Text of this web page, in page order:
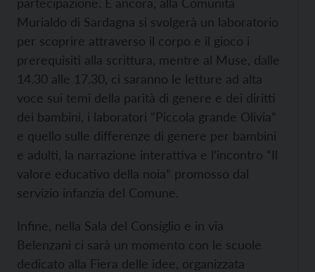
Murialdo di Sardagna si svolgerà un laboratorio
per scoprire attraverso il corpo e il gioco i
prerequisiti alla scrittura, mentre al Muse, dalle
14.30 alle 17.30, ci saranno le letture ad alta
voce sui temi della parità di genere e dei diritti
dei bambini, i laboratori “Piccola grande Olivia”
e quello sulle differenze di genere per bambini
e adulti, la narrazione interattiva e l’incontro “Il
valore educativo della noia” promosso dal
servizio infanzia del Comune.
Infine, nella Sala del Consiglio e in via
Belenzani ci sarà un momento con le scuole
dedicato alla Fiera delle idee, organizzata